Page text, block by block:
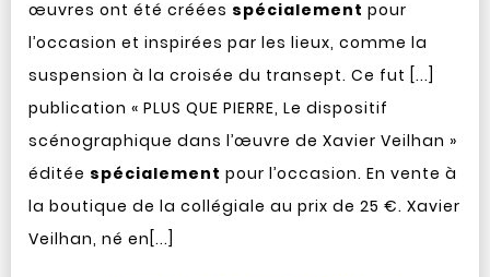
œuvres ont été créées spécialement pour
l’occasion et inspirées par les lieux, comme la
suspension à la croisée du transept. Ce fut [...]
publication « PLUS QUE PIERRE, Le dispositif
scénographique dans l’œuvre de Xavier Veilhan »
éditée spécialement pour l’occasion. En vente à
la boutique de la collégiale au prix de 25 €. Xavier
Veilhan, né en[...]